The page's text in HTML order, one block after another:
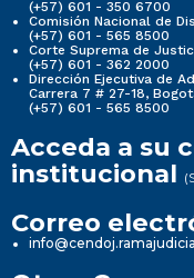
(+57) 601 - 350 6700
Comisión Nacional de
(+57) 601 - 565 8500
Corte Suprema de
(+57) 601 - 362 2000
Dirección Ejecutiva de
Carrera 7 # 27-18,
(+57) 601 - 565 8500
Acceda a su
institucional
Correo